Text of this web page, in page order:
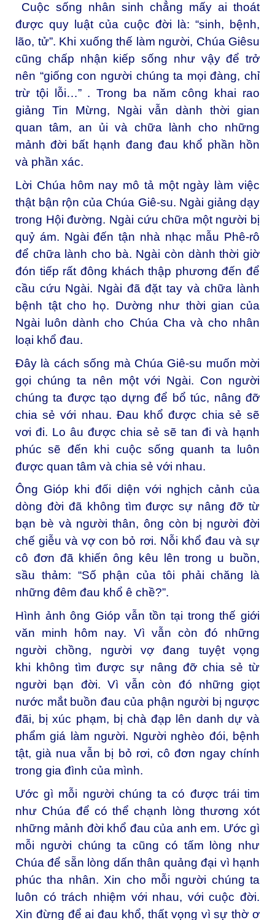
Cuộc sống nhân sinh chẳng mấy ai thoát
được quy luật của cuộc đời là: “sinh, bệnh,
lão, tử”. Khi xuống thế làm người, Chúa Giêsu
cũng chấp nhận kiếp sống như vậy để trở
nên “giống con người chúng ta mọi đàng, chỉ
trừ tội lỗi…” . Trong ba năm công khai rao
giảng Tin Mừng, Ngài vẫn dành thời gian
quan tâm, an ủi và chữa lành cho những
mảnh đời bất hạnh đang đau khổ phần hồn
và phần xác.
Lời Chúa hôm nay mô tả một ngày làm việc
thật bận rộn của Chúa Giê-su. Ngài giảng dạy
trong Hội đường. Ngài cứu chữa một người bị
quỷ ám. Ngài đến tận nhà nhạc mẫu Phê-rô
để chữa lành cho bà. Ngài còn dành thời giờ
đón tiếp rất đông khách thập phương đến để
cầu cứu Ngài. Ngài đã đặt tay và chữa lành
bệnh tật cho họ. Dường như thời gian của
Ngài luôn dành cho Chúa Cha và cho nhân
loại khổ đau.
Đây là cách sống mà Chúa Giê-su muốn mời
gọi chúng ta nên một với Ngài. Con người
chúng ta được tạo dựng để bổ túc, nâng đỡ
chia sẻ với nhau. Đau khổ được chia sẻ sẽ
vơi đi. Lo âu được chia sẻ sẽ tan đi và hạnh
phúc sẽ đến khi cuộc sống quanh ta luôn
được quan tâm và chia sẻ với nhau.
Ông Gióp khi đối diện với nghịch cảnh của
dòng đời đã không tìm được sự nâng đỡ từ
bạn bè và người thân, ông còn bị người đời
chế giễu và vợ con bỏ rơi. Nỗi khổ đau và sự
cô đơn đã khiến ông kêu lên trong u buồn,
sầu thảm: “Số phận của tôi phải chăng là
những đêm đau khổ ê chề?”.
Hình ảnh ông Gióp vẫn tồn tại trong thế giới
văn minh hôm nay. Vì vẫn còn đó những
người chồng, người vợ đang tuyệt vọng
khi không tìm được sự nâng đỡ chia sẻ từ
người bạn đời. Vì vẫn còn đó những giọt
nước mắt buồn đau của phận người bị ngược
đãi, bị xúc phạm, bị chà đạp lên danh dự và
phẩm giá làm người. Người nghèo đói, bệnh
tật, già nua vẫn bị bỏ rơi, cô đơn ngay chính
trong gia đình của mình.
Ước gì mỗi người chúng ta có được trái tim
như Chúa để có thể chạnh lòng thương xót
những mảnh đời khổ đau của anh em. Ước gì
mỗi người chúng ta cũng có tấm lòng như
Chúa để sẵn lòng dấn thân quảng đại vì hạnh
phúc tha nhân. Xin cho mỗi người chúng ta
luôn có trách nhiệm với nhau, với cuộc đời.
Xin đừng để ai đau khổ, thất vọng vì sự thờ ơ